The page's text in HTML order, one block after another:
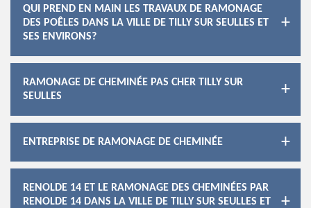
QUI PREND EN MAIN LES TRAVAUX DE RAMONAGE
DES POÊLES DANS LA VILLE DE TILLY SUR SEULLES ET
SES ENVIRONS?
RAMONAGE DE CHEMINÉE PAS CHER TILLY SUR
SEULLES
ENTREPRISE DE RAMONAGE DE CHEMINÉE
RENOLDE 14 ET LE RAMONAGE DES CHEMINÉES PAR
RENOLDE 14 DANS LA VILLE DE TILLY SUR SEULLES ET